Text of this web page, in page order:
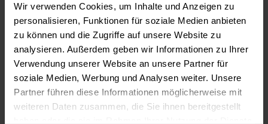
Wir verwenden Cookies, um Inhalte und Anzeigen zu
personalisieren, Funktionen für soziale Medien anbieten
zu können und die Zugriffe auf unsere Website zu
analysieren. Außerdem geben wir Informationen zu Ihrer
Verwendung unserer Website an unsere Partner für
soziale Medien, Werbung und Analysen weiter. Unsere
Partner führen diese Informationen möglicherweise mit
weiteren Daten zusammen, die Sie ihnen bereitgestellt
Was ist mit Medikamenten?
Wenn die Beschwerden schwerwiegend sind,
kann ärztlich eine Behandlung erwogen werden,
die die Schwellung reduziert (z. B. ein
Kortikosteroidals Zäpfchen) (RCH Kids Health
Info,HealthyChildren/AAP ). In schweren Fällen